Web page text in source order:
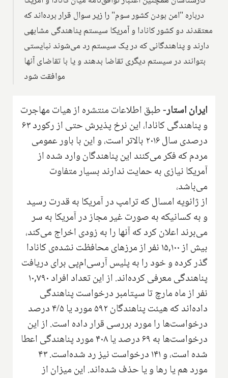
درباره "امن بودن کشور سوم" را زیر سوال قرار برده‌اند که
معتقدند دو کشور کانادا و آمریکا سیستم پناهندگی مشابهی
دارند و پناهندگانی که در یک سیستم رد می‌شوند نبایستی
بتوانند در سیستم دیگری تقاضا بدهند و یا با تقاضای آنها
موافقت شود
ایران استار-طبق اطلاعات منتشره از هیات مهاجرت
و پناهندگی کانادا، این نرخ پذیرش حتی از رکورد ۶۳
درصدی سال ۲۰۱۶ بالاتر است، و این با باور عمومی
مردم که فکر می‌کنند این پناهندگان وارد شده از
آمریکا نیازی به حمایت ندارند بسیار متفاوت
می‌باشد،
از ژانویه امسال که ترامپ در آمریکا به قدرت رسید
و به کسانیکه به صورت غیر مجاز در آمریکا به سر
می‌برند اعلان کرد که آنها را به زودی اخراج می‌کند،
بیش از ۱۵,۱۰۰ نفر از مرزهای محافظت نشده‌ی کانادا
گذر کرده و خود را به پلیس آرسی‌ام‌پی برای دریافت
پناهندگی معرفی کرده‌اند. از این تعداد افراد ۱۰,۷۹۰
نفر از ماه مارچ تا سپتامبر درخواست پناهندگی
داده‌اند که هیئت پناهندگان ۵۹۲ مورد یا ۴/۵ درصد
درخواست‌ها را مورد بررسی قرار داده است. از این
درخواست‌ها به ۶۹ درصد یا ۴۰۸ مورد پناهندگی اعطا
شده است، و ۱۴۱ درخواست نیز رد شده‌است. ۴۳
مورد هم یا رها و یا حذف شده‌اند. این میزان از